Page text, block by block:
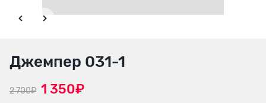
Джемпер 031-1
2 700₽ 1 350₽